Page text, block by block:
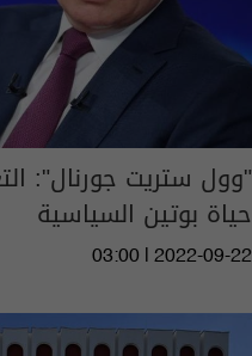
"وول ستريت جورنال":
حياة بوتين السياسية
03:00 | 2022-09-22